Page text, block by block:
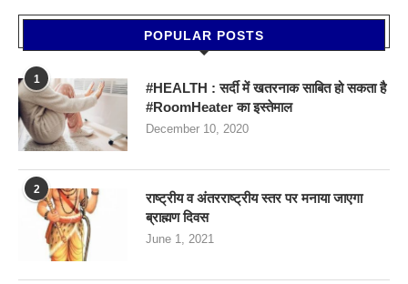
POPULAR POSTS
1
#HEALTH : सर्दी में खतरनाक साबित हो सकता है
#RoomHeater का इस्तेमाल
December 10, 2020
2
राष्ट्रीय व अंतरराष्ट्रीय स्तर पर मनाया जाएगा
ब्राह्मण दिवस
June 1, 2021